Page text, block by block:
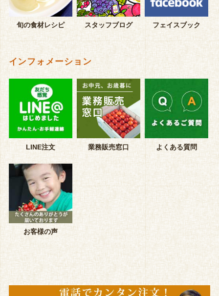
旬の食材レシピ スタッフブログ フェイスブック
インフォメーション
LINE注文 業務販売窓口 よくある質問
お客様の声